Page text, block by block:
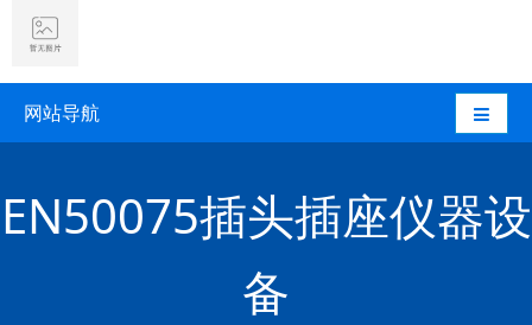
网站导航
EN50075插头插座仪器设
备